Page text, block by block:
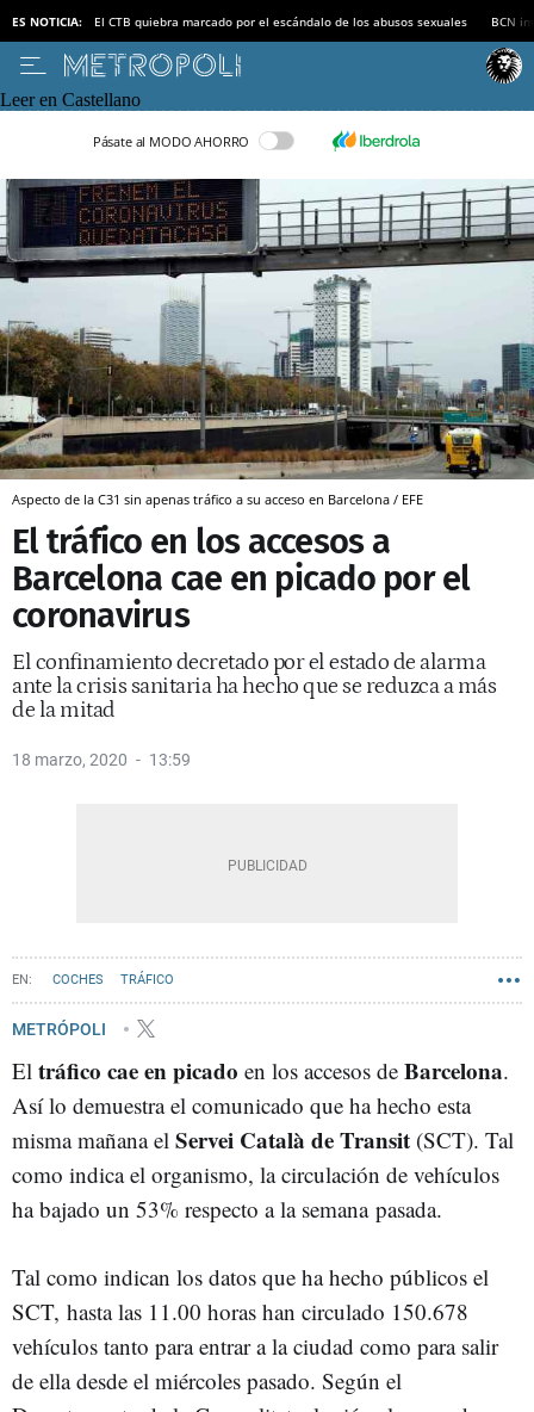
ES NOTICIA: El CTB quiebra marcado por el escándalo de los abusos sexuales BCN
Leer en Castellano
Pásate al MODO AHORRO
Aspecto de la C31 sin apenas tráfico a su acceso en Barcelona / EFE
El tráfico en los accesos a
Barcelona cae en picado por el
coronavirus
El confinamiento decretado por el estado de alarma
ante la crisis sanitaria ha hecho que se reduzca a más
de la mitad
18 marzo, 2020 13:59
COCHES TRÁFICO
METRÓPOLI
El tráfico cae en picado en los accesos de Barcelona.
Así lo demuestra el comunicado que ha hecho esta
misma mañana el Servei Català de Transit (SCT). Tal
como indica el organismo, la circulación de vehículos
ha bajado un 53% respecto a la semana pasada.
Tal como indican los datos que ha hecho públicos el
SCT, hasta las 11.00 horas han circulado 150.678
vehículos tanto para entrar a la ciudad como para salir
de ella desde el miércoles pasado. Según el